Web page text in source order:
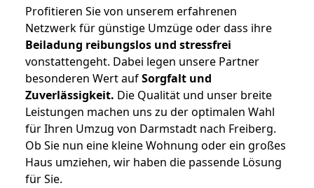
Profitieren Sie von unserem erfahrenen
Netzwerk für günstige Umzüge oder dass ihre
Beiladung reibungslos und stressfrei
vonstattengeht. Dabei legen unsere Partner
besonderen Wert aufSorgfalt und
Zuverlässigkeit. Die Qualität und unser breite
Leistungen machen uns zu der optimalen Wahl
für Ihren Umzug von Darmstadt nach Freiberg.
Ob Sie nun eine kleine Wohnung oder ein großes
Haus umziehen, wir haben die passende Lösung
für Sie.